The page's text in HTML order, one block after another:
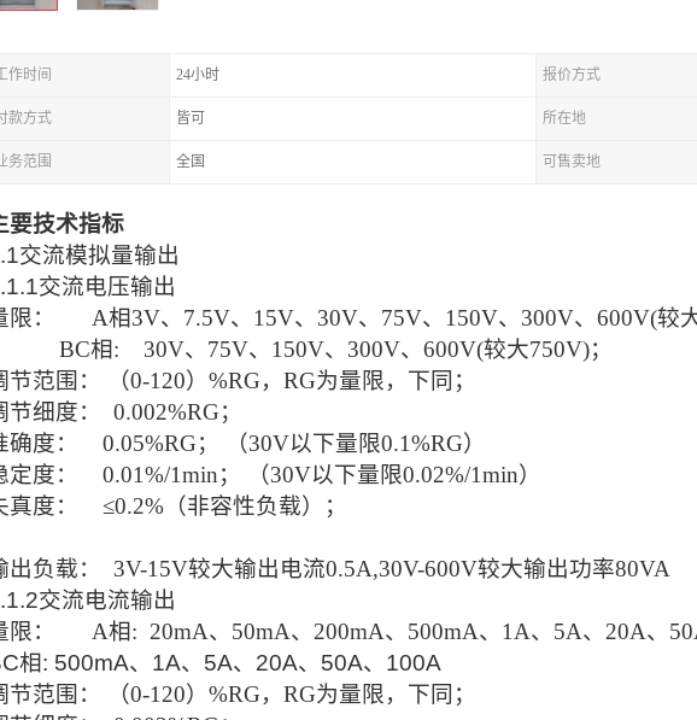
作时间 24小时 报价方式
款方式 皆可 所在地
务范围 全国 可售卖地
要技术指标
交流模拟量输出
交流电压输出
限：
A相3V、7.5V、15V、30V、75V、150V、300V、600V(较
BC相: 30V、75V、150V、300V、600V(较大750V)；
节范围：
（0-120）%RG，RG为量限，下同；
节细度：
0.002%RG；
确度：
0.05%RG； （30V以下量限0.1%RG）
定度：
0.01%/1min； （30V以下量限0.02%/1min）
真度：
≤0.2%（非容性负载）；
出负载：
3V-15V较大输出电流0.5A,30V-600V较大输出功率80VA
交流电流输出
限：
A相: 20mA、50mA、200mA、500mA、1A、5A、20A、
相: 500mA、1A、5A、20A、50A、100A
节范围：
（0-120）%RG，RG为量限，下同；